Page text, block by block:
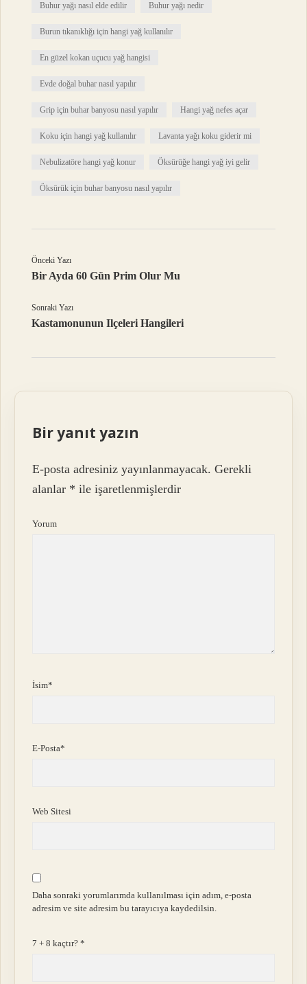
Buhur yağı nasıl elde edilir Buhur yağı nedir
Burun tıkanıklığı için hangi yağ kullanılır
En güzel kokan uçucu yağ hangisi
Evde doğal buhar nasıl yapılır
Grip için buhar banyosu nasıl yapılır Hangi yağ nefes açar
Koku için hangi yağ kullanılır Lavanta yağı koku giderir mi
Nebulizatöre hangi yağ konur Öksürüğe hangi yağ iyi gelir
Öksürük için buhar banyosu nasıl yapılır
Önceki Yazı
Bir Ayda 60 Gün Prim Olur Mu
Sonraki Yazı
Kastamonunun Ilçeleri Hangileri
Bir yanıt yazın
E-posta adresiniz yayınlanmayacak. Gerekli
alanlar * ile işaretlenmişlerdir
Yorum
İsim*
E-Posta*
Web Sitesi
Daha sonraki yorumlarımda kullanılması için adım, e-posta
adresim ve site adresim bu tarayıcıya kaydedilsin.
7 + 8 kaçtır?*